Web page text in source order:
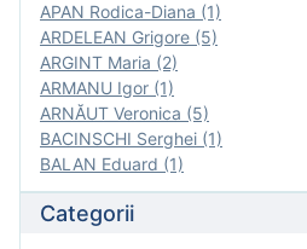
APAN Rodica-Diana (1)
ARDELEAN Grigore (5)
ARGINT Maria (2)
ARMANU Igor (1)
ARNĂUT Veronica (5)
BACINSCHI Serghei (1)
BALAN Eduard (1)
Categorii